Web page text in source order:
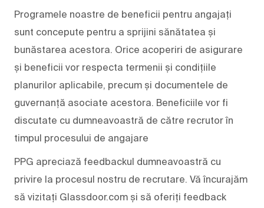
Programele noastre de beneficii pentru angajați
sunt concepute pentru a sprijini sănătatea și
bunăstarea acestora. Orice acoperiri de asigurare
și beneficii vor respecta termenii și condițiile
planurilor aplicabile, precum și documentele de
guvernanță asociate acestora. Beneficiile vor fi
discutate cu dumneavoastră de către recrutor în
timpul procesului de angajare
PPG apreciază feedbackul dumneavoastră cu
privire la procesul nostru de recrutare. Vă încurajăm
să vizitați Glassdoor.com și să oferiți feedback